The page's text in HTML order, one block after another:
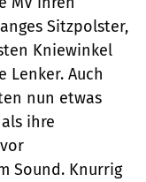
Sitzpolster,
Kniewinkel
Lenker. Auch
nun etwas
ihre
Sound. Knurrig